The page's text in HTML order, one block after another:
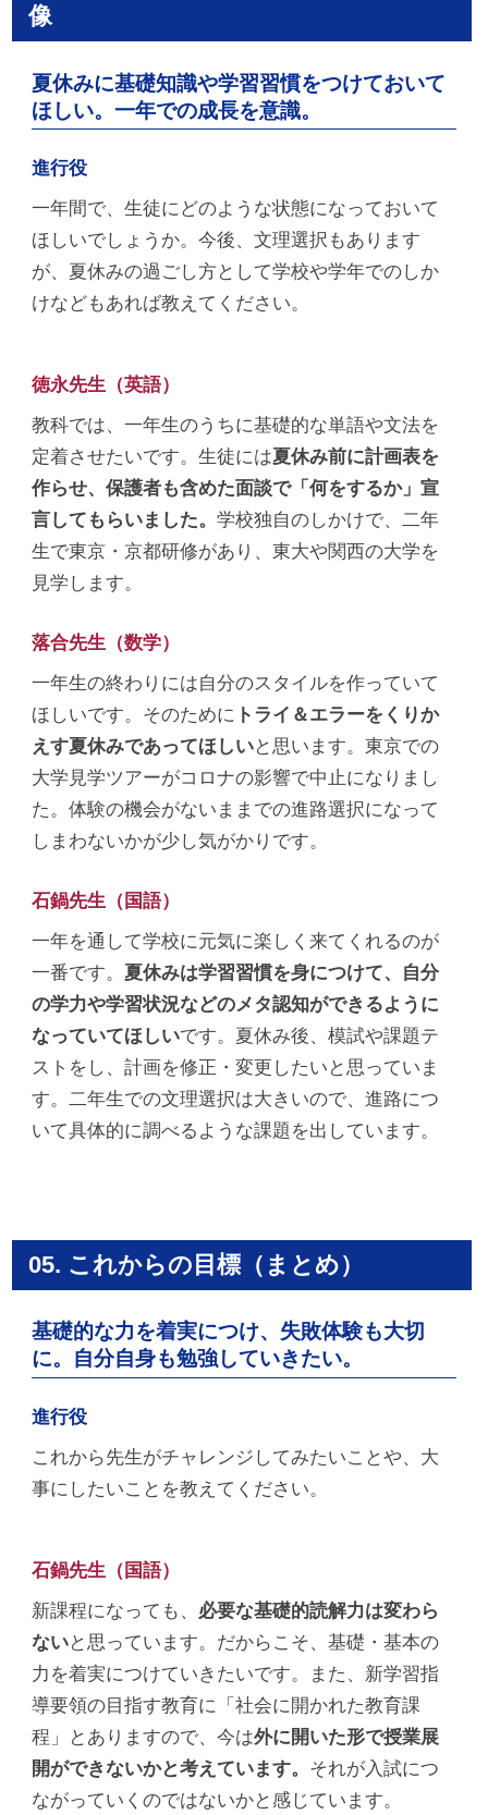
像
夏休みに基礎知識や学習習慣をつけておいて
ほしい。一年での成長を意識。
進行役
一年間で、生徒にどのような状態になっておいて
ほしいでしょうか。今後、文理選択もあります
が、夏休みの過ごし方として学校や学年でのしか
けなどもあれば教えてください。
徳永先生（英語）
教科では、一年生のうちに基礎的な単語や文法を
定着させたいです。生徒には夏休み前に計画表を
作らせ、保護者も含めた面談で「何をするか」宣
言してもらいました。学校独自のしかけで、二年
生で東京・京都研修があり、東大や関西の大学を
見学します。
落合先生（数学）
一年生の終わりには自分のスタイルを作っていて
ほしいです。そのために トライ＆エラーをくりか
えす夏休みであってほしいと思います。東京での
大学見学ツアーがコロナの影響で中止になりまし
た。体験の機会がないままでの進路選択になって
しまわないかが少し気がかりです。
石鍋先生（国語）
一年を通して学校に元気に楽しく来てくれるのが
一番です。夏休みは学習習慣を身につけて、自分
の学力や学習状況などのメタ認知ができるように
なっていてほしいです。夏休み後、模試や課題テ
ストをし、計画を修正・変更したいと思っていま
す。二年生での文理選択は大きいので、進路につ
いて具体的に調べるような課題を出しています。
05. これからの目標（まとめ）
基礎的な力を着実につけ、失敗体験も大切
に。自分自身も勉強していきたい。
進行役
これから先生がチャレンジしてみたいことや、大
事にしたいことを教えてください。
石鍋先生（国語）
新課程になっても、 必要な基礎的読解力は変わら
ないと思っています。だからこそ、基礎・基本の
力を着実につけていきたいです。また、新学習指
導要領の目指す教育に「社会に開かれた教育課
程」とありますので、今は外に開いた形で授業展
開ができないかと考えています。 それが入試につ
ながっていくのではないかと感じています。